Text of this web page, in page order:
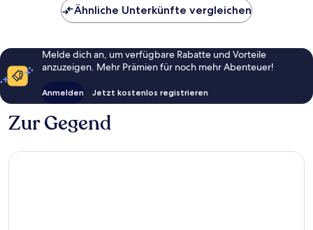
Ähnliche Unterkünfte vergleichen
Melde dich an, um verfügbare Rabatte und Vorteile
anzuzeigen. Mehr Prämien für noch mehr Abenteuer!
Anmelden Jetzt kostenlos registrieren
Zur Gegend